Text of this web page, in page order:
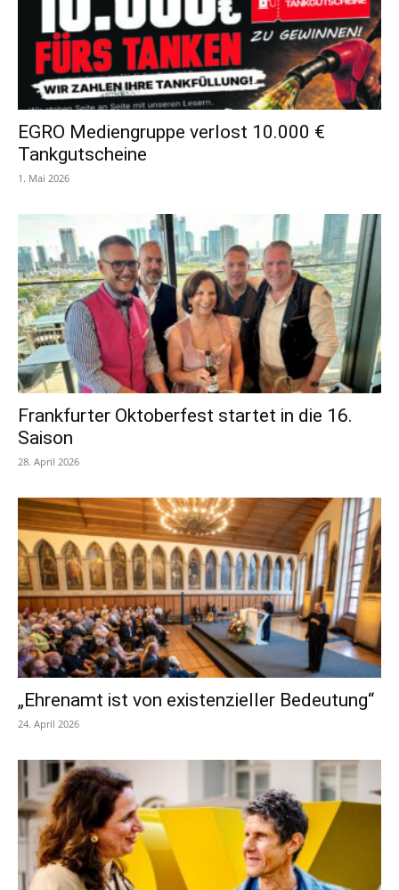
EGRO Mediengruppe verlost 10.000 €
Tankgutscheine
1. Mai 2026
Frankfurter Oktoberfest startet in die 16.
Saison
28. April 2026
„Ehrenamt ist von existenzieller Bedeutung“
24. April 2026